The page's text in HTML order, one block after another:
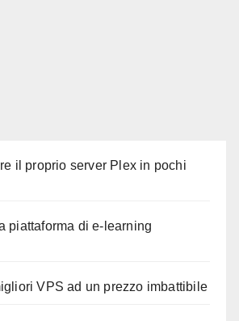
il proprio server Plex in pochi
piattaforma di e-learning
VPS ad un prezzo imbattibile